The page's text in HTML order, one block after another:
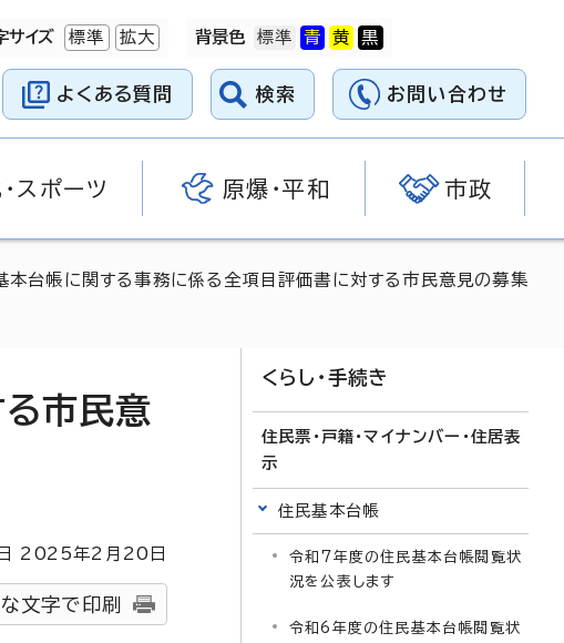
サイズ 標準 拡大 背景色
よくある質問 検索 お問い合わせ
スポーツ 原爆・平和 市政
本台帳に関する事務に係る全項目評価書に対する市民意見の募集
市民意
2025年2月 20 日
文字で印刷
くらし・手続き
住民票・戸籍・マイナンバー・住居表
示
住民基本台帳
令和7年度の住民基本台帳閲覧状
況を公表します
令和6年度の住民基本台帳閲覧状